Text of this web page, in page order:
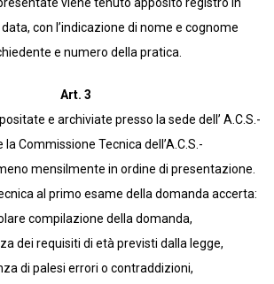
con l’indicazione di nome e cognome
e numero della pratica.
Art. 3
e archiviate presso la sede dell’ A.C.S.-
la Commissione Tecnica dell’A.C.S.-
mensilmente in ordine di presentazione.
al primo esame della domanda accerta:
compilazione della domanda,
dei requisiti di età previsti dalla legge,
di palesi errori o contraddizioni,